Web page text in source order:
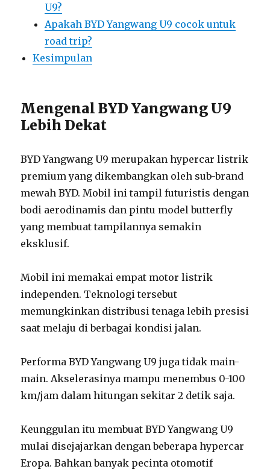
U9?
Apakah BYD Yangwang U9 cocok untuk
road trip?
Kesimpulan
Mengenal BYD Yangwang U9
Lebih Dekat
BYD Yangwang U9 merupakan hypercar listrik
premium yang dikembangkan oleh sub-brand
mewah BYD. Mobil ini tampil futuristis dengan
bodi aerodinamis dan pintu model butterfly
yang membuat tampilannya semakin
eksklusif.
Mobil ini memakai empat motor listrik
independen. Teknologi tersebut
memungkinkan distribusi tenaga lebih presisi
saat melaju di berbagai kondisi jalan.
Performa BYD Yangwang U9 juga tidak main-
main. Akselerasinya mampu menembus 0-100
km/jam dalam hitungan sekitar 2 detik saja.
Keunggulan itu membuat BYD Yangwang U9
mulai disejajarkan dengan beberapa hypercar
Eropa. Bahkan banyak pecinta otomotif